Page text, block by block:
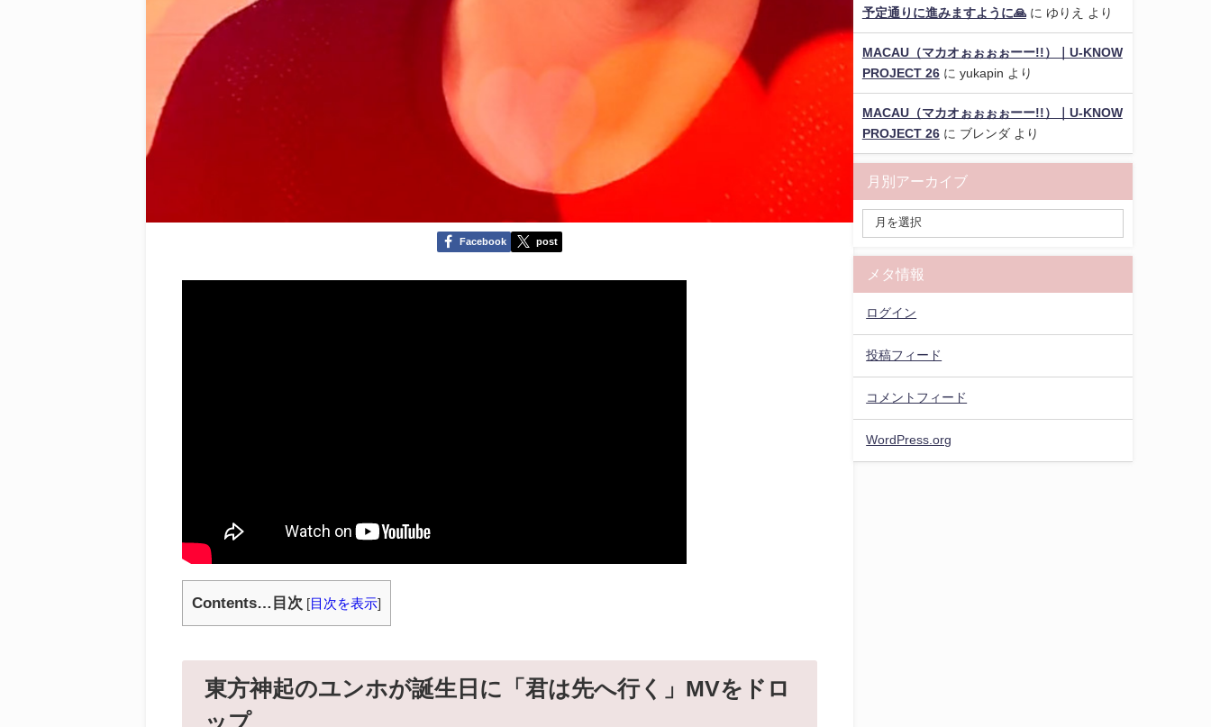
Facebook post
Contents…目次 [ 目次を表示]
東方神起のユンホが誕生日に「君は先へ行く」MVをドロ
ップ
予定通りに進みますように🙏に ゆりえ より
MACAU（マカオぉぉぉぉーー!!）｜U-KNOW
PROJECT 26に yukapin より
MACAU（マカオぉぉぉぉーー!!）｜U-KNOW
PROJECT 26に ブレンダより
月別アーカイブ
メタ情報
ログイン
投稿フィード
コメントフィード
WordPress.org